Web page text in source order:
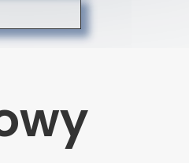
dostawy